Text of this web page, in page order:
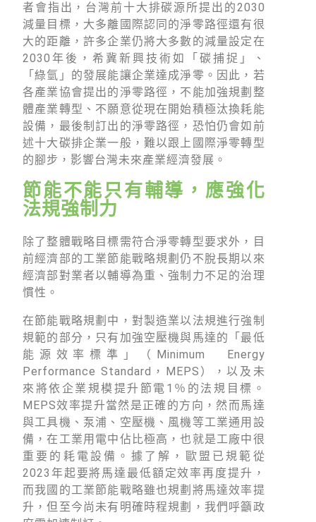
者會指出，台灣前十大排碳源所提出的2030
減量目標，大多離國際認同的淨零路徑還有很
大的距離，許多企業仍將大多數的減量設定在
2030年後，希冀新興技術如「碳捕捉」、
「綠氫」的發展能讓企業達成淨零。因此，若
各產業協會提出的淨零路徑，不能加強規劃整
體產業轉型、不願意從現在開始積極汰換耗能
設備，最後制訂出的淨零路徑，恐怕仍會如前
述十大碳排企業一般，難以跟上國際淨零轉型
的腳步，影響台灣未來產業經濟發展。
節能不能只有輔導，應強化
法規強制力
除了整體戰略目標需符合淨零轉型要求外，目
前經濟部的工業節能戰略規劃仍不脫長期以來
經濟部對業者以輔導為重、強制力不足的治理
慣性。
在節能戰略規劃中，對製造業以法規進行強制
規範的部分，只有加強空壓機與馬達的「最低
能源效率標準」（Minimum Energy
Performance Standard，MEPS），以及未
來將依企業規模提升節電1％的法規目標。
MEPS效率提升當然是正確的方向，然而馬達
與工具機、泵浦、空壓機、風機等工業通用設
備，在工業用電中佔比極高，也就是工廠中很
重要的耗電設備。據了解，歐盟已規範從
2023年起要將馬達最低額定效率再度提升，
而我國的工業節能戰略雖也規劃將馬達效率提
升，但至今尚未有明確時程規劃，我們呼籲政